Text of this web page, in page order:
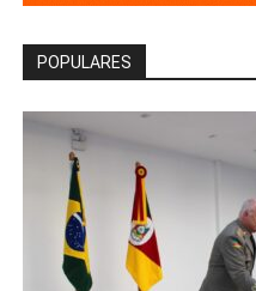
POPULARES